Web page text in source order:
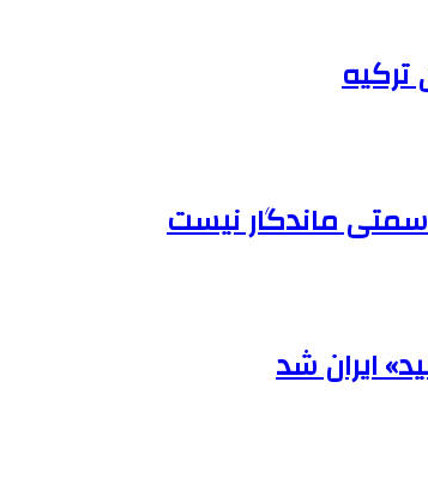
ترکیه
ماندگار نیست
ایران شد